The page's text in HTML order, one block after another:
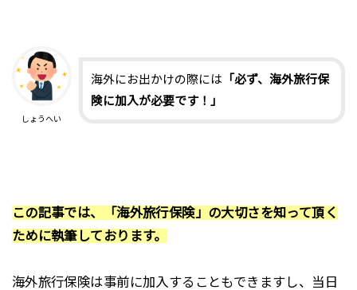
しょうへい
海外にお出かけの際には 「必ず、海外旅行保
険に加入が必要です！」
この記事では、「海外旅行保険」の大切さを知って頂く
ために執筆しております。
海外旅行保険は事前に加入することもできますし、当日